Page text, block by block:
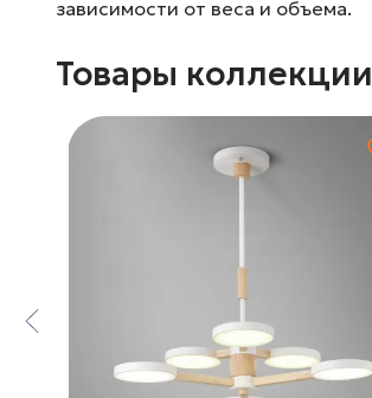
зависимости от веса и объема.
Товары коллекции